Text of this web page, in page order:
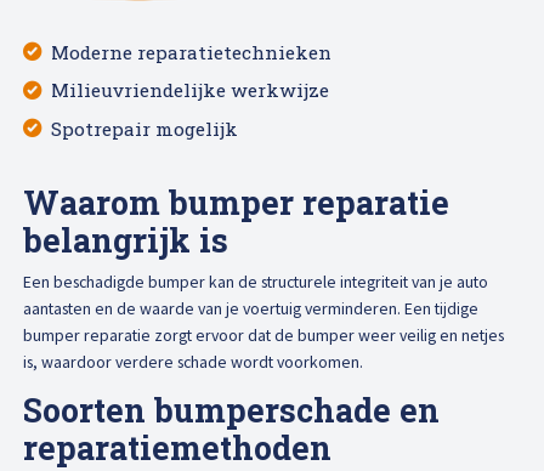
Total loss
Alle soorten Specialisme
Afspraak maken
Moderne reparatietechnieken
Milieuvriendelijke werkwijze
Spotrepair mogelijk
Waarom bumper reparatie
belangrijk is
Een beschadigde bumper kan de structurele integriteit van je auto
aantasten en de waarde van je voertuig verminderen. Een tijdige
bumper reparatie zorgt ervoor dat de bumper weer veilig en netjes
is, waardoor verdere schade wordt voorkomen.
Soorten bumperschade en
reparatiemethoden